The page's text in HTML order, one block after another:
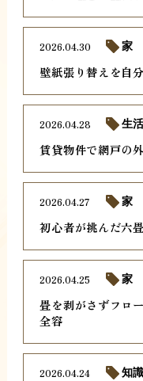
壁紙張り替えを自
2026.04.30 家
賃貸物件で網戸の
2026.04.28 生
初心者が挑んだ六
2026.04.27 家
畳を剥がさずフロ
全容
2026.04.25 家
2026.04.24 知識